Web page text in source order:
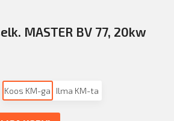
MASTER BV 77, 20kw
Koos KM-ga Ilma KM-ta